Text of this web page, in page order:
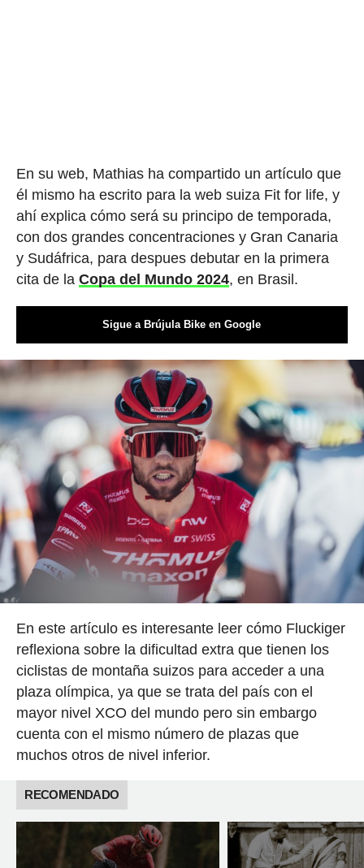
En su web, Mathias ha compartido un artículo que
él mismo ha escrito para la web suiza Fit for life, y
ahí explica cómo será su principo de temporada,
con dos grandes concentraciones y Gran Canaria
y Sudáfrica, para despues debutar en la primera
cita de la Copa del Mundo 2024, en Brasil.
Sigue a Brújula Bike en Google
En este artículo es interesante leer cómo Fluckiger
reflexiona sobre la dificultad extra que tienen los
ciclistas de montaña suizos para acceder a una
plaza olímpica, ya que se trata del país con el
mayor nivel XCO del mundo pero sin embargo
cuenta con el mismo número de plazas que
muchos otros de nivel inferior.
RECOMENDADO